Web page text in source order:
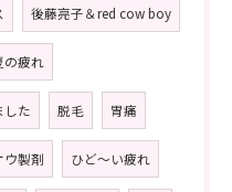
後藤亮子＆red cow boy
の疲れ
した 脱毛 胃痛
ウ製剤 ひど〜い疲れ